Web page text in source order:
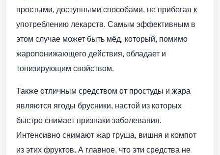
простыми, доступными способами, не прибегая к
употреблению лекарств. Самым эффективным в
этом случае может быть мёд, который, помимо
жаропонижающего действия, обладает и
тонизирующим свойством.
Также отличным средством от простуды и жара
являются ягоды брусники, настой из которых
быстро снимает признаки заболевания.
Интенсивно снимают жар груша, вишня и компот
из этих фруктов. А главное, что эти средства не